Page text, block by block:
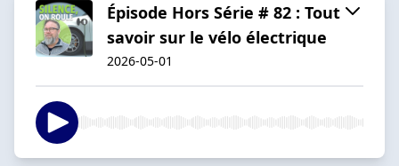
Épisode Hors Série # 82 : Tout
savoir sur le vélo électrique
2026-05-01